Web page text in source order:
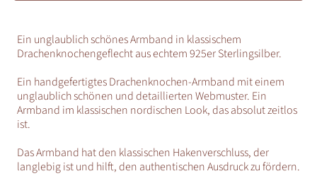
Ein unglaublich schönes Armband in klassischem
Drachenknochengeflecht aus echtem 925er Sterlingsilber.
Ein handgefertigtes Drachenknochen-Armband mit einem
unglaublich schönen und detaillierten Webmuster. Ein
Armband im klassischen nordischen Look, das absolut zeitlos
ist.
Das Armband hat den klassischen Hakenverschluss, der
langlebig ist und hilft, den authentischen Ausdruck zu fördern.